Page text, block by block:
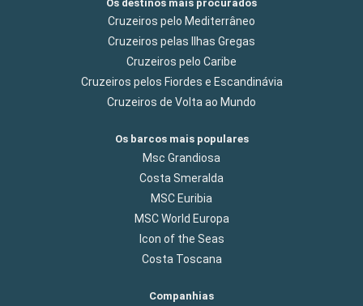
Os destinos mais procurados
Cruzeiros pelo Mediterrâneo
Cruzeiros pelas Ilhas Gregas
Cruzeiros pelo Caribe
Cruzeiros pelos Fiordes e Escandinávia
Cruzeiros de Volta ao Mundo
Os barcos mais populares
Msc Grandiosa
Costa Smeralda
MSC Euribia
MSC World Europa
Icon of the Seas
Costa Toscana
Companhias